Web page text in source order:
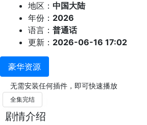
地区： 中国大陆
年份： 2026
语言： 普通话
更新： 2026-06-16 17:02
豪华资源
无需安装任何插件，即可快速播放
全集完结
剧情介绍